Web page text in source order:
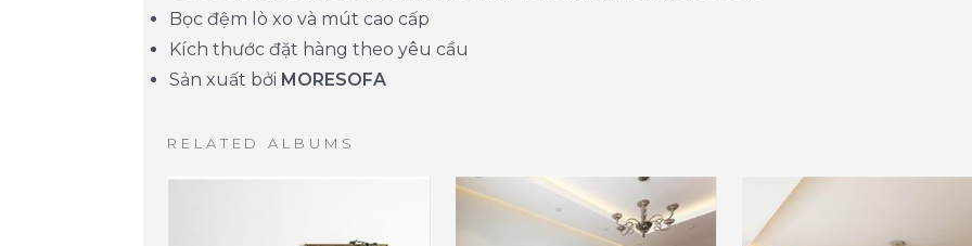
Bọc đệm lò xo và mút cao cấp
Kích thước đặt hàng theo yêu cầu
Sản xuất bởi MORESOFA
RELATED ALBUMS